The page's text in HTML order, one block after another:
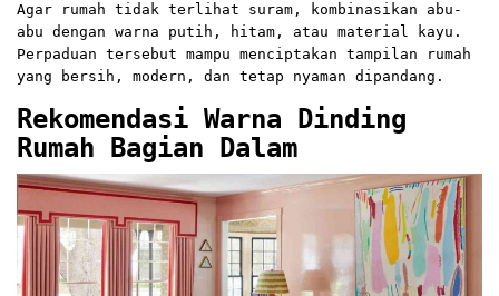
Agar rumah tidak terlihat suram, kombinasikan abu-
abu dengan warna putih, hitam, atau material kayu.
Perpaduan tersebut mampu menciptakan tampilan rumah
yang bersih, modern, dan tetap nyaman dipandang.
Rekomendasi Warna Dinding
Rumah Bagian Dalam